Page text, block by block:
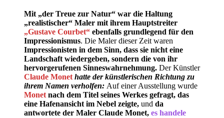
Mit „der Treue zur Natur“ war die Haltung
„realistischer“ Maler mit ihrem Hauptstreiter
„Gustave Courbet“ ebenfalls grundlegend für den
Impressionismus. Die Maler dieser Zeit waren
Impressionisten in dem Sinn, dass sie nicht eine
Landschaft wiedergeben, sondern die von ihr
hervorgerufenen Sinneswahrnehmung. Der Künstler
Claude Monet hatte der künstlerischen Richtung zu
ihrem Namen verholfen: Auf einer Ausstellung wurde
Monet nach dem Titel seines Werkes gefragt, das
eine Hafenansicht im Nebel zeigte, und da
antwortete der Maler Claude Monet, es handele